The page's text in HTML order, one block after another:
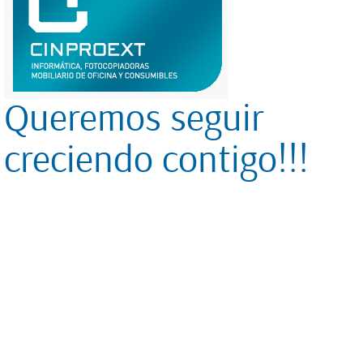
Queremos seguir
creciendo contigo!!!